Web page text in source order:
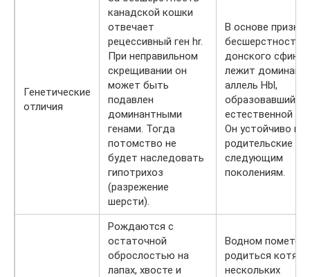
Генетические
отличия
канадской кошки
отвечает
рецессивный ген hr.
При неправильном
скрещивании он
может быть
подавлен
доминантными
генами. Тогда
потомство не
будет наследовать
гипотрихоз
(разрежение
шерсти).
В основе
бесшерстности
донского
лежит
аллель Hbl,
образовавшийся
естественной
Он устойчиво
родительские
следующим
поколениям.
Рождаются с
остаточной
оброслостью на
лапах, хвосте и
Водном помете
родиться
нескольких